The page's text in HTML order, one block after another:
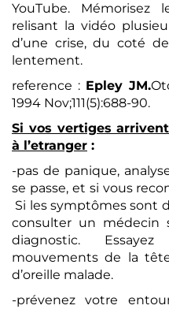
YouTube. Mémorisez
relisant la vidéo
d’une crise, du coté
lentement.
reference : Epley JM.
1994 Nov;111(5):688-90.
Si vos vertiges
à l’etranger :
-pas de panique,
se passe, et si vous
Si les symptômes sont
consulter un médecin
diagnostic.
mouvements de la
d’oreille malade.
-prévenez votre